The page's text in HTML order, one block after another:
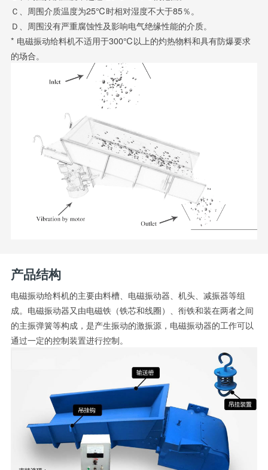
Ｃ、周围介质温度为25℃时相对湿度不大于85％。
Ｄ、周围没有严重腐蚀性及影响电气绝缘性能的介质。
* 电磁振动给料机不适用于300℃以上的灼热物料和具有防爆要求
的场合。
产品结构
电磁振动给料机的主要由料槽、电磁振动器、机头、减振器等组
成。电磁振动器又由电磁铁（铁芯和线圈）、衔铁和装在两者之间
的主振弹簧等构成，是产生振动的激振源，电磁振动器的工作可以
通过一定的控制装置进行控制。